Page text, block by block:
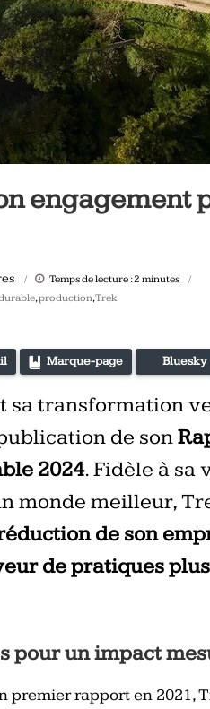
engagement
Temps de lecture :2 minutes
,production,Trek
Marque-page Bluesky
sa transformation
de son
2024. Fidèle à sa
monde meilleur,
de son
de pratiques
pour un impact
premier rapport en 2021,